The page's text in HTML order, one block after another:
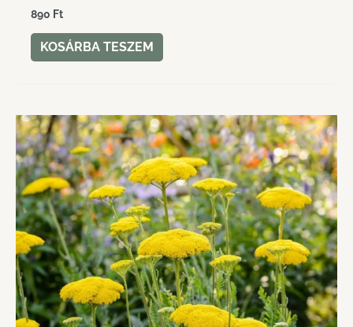
890 Ft
KOSÁRBA TESZEM